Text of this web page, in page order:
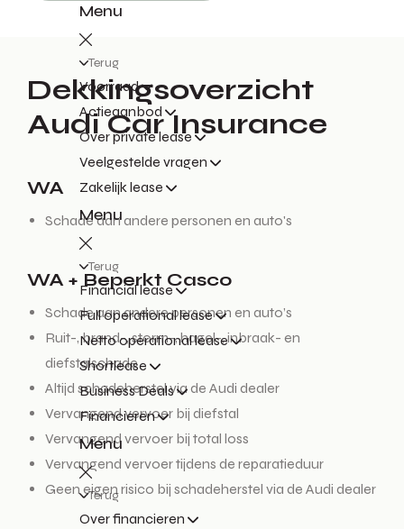
Menu
Terug
Voorraad
Actieaanbod
Over private lease
Veelgestelde vragen
Zakelijk lease
Menu
Terug
Financial lease
Full operational lease
Netto operational lease
Shortlease
Business Deals
Financieren
Menu
Terug
Over financieren
Dekkingsoverzicht
Audi Car Insurance
WA
Schade aan andere personen en auto's
WA + Beperkt Casco
Schade aan andere personen en auto’s
Ruit-, brand-, storm-, hagel-, inbraak- en
diefstalschade
Altijd schadeherstel via de Audi dealer
Vervangend vervoer bij diefstal
Vervangend vervoer bij total loss
Vervangend vervoer tijdens de reparatieduur
Geen eigen risico bij schadeherstel via de Audi dealer